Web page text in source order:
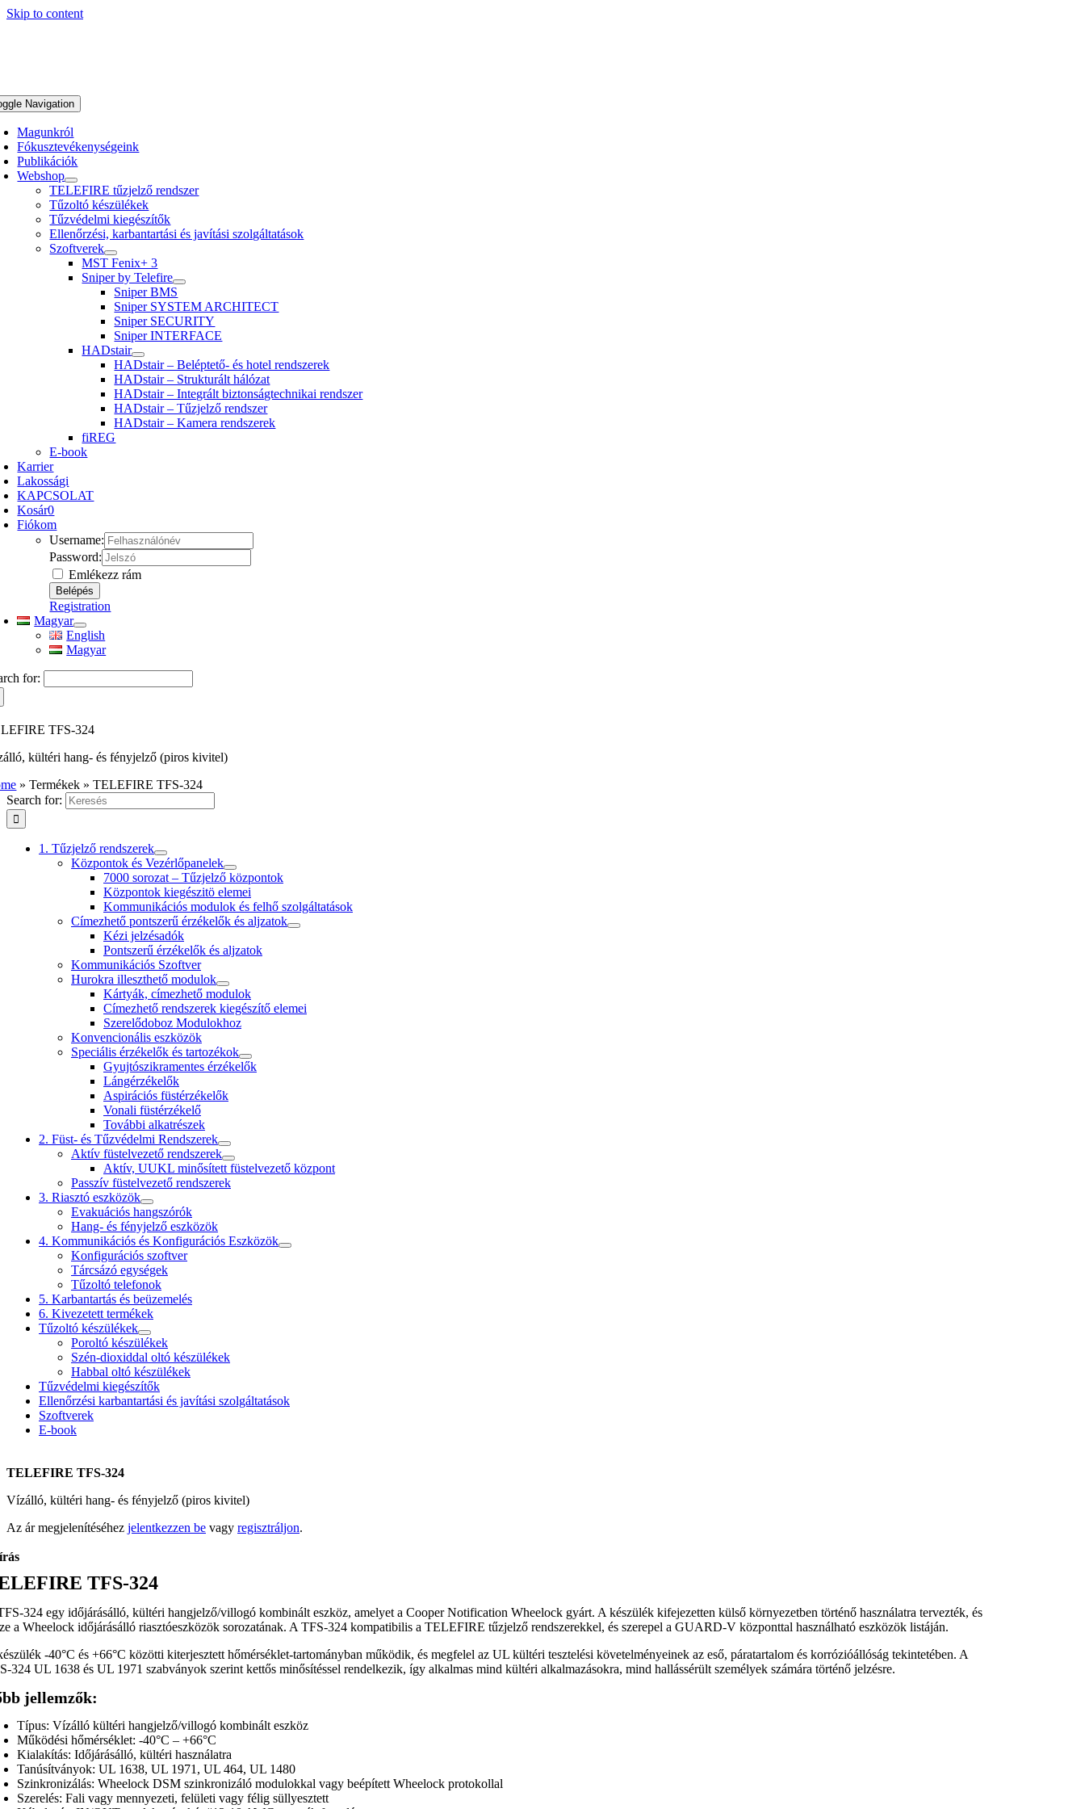
Skip to content
Navigation
Magunkról
Fókusztevékenységeink
Publikációk
Webshop
TELEFIRE tűzjelző rendszer
Tűzoltó készülékek
Tűzvédelmi kiegészítők
Ellenőrzési, karbantartási és javítási szolgáltatások
Szoftverek
MST Fenix+ 3
Sniper by Telefire
Sniper BMS
Sniper SYSTEM ARCHITECT
Sniper SECURITY
Sniper INTERFACE
HADstair
HADstair – Beléptető- és hotel rendszerek
HADstair – Strukturált hálózat
HADstair – Integrált biztonságtechnikai rendszer
HADstair – Tűzjelző rendszer
HADstair – Kamera rendszerek
fiREG
E-book
Karrier
Lakossági
KAPCSOLAT
Kosár0
Fiókom
Username:
Password:
Emlékezz rám
Registration
Magyar
English
Magyar
for:
TFS-324
kültéri hang- és fényjelző (piros kivitel)
»Termékek »TELEFIRE TFS-324
Search for:
1. Tűzjelző rendszerek
Központok és Vezérlőpanelek
7000 sorozat – Tűzjelző központok
Központok kiegészitö elemei
Kommunikációs modulok és felhő szolgáltatások
Címezhető pontszerű érzékelők és aljzatok
Kézi jelzésadók
Pontszerű érzékelők és aljzatok
Kommunikációs Szoftver
Hurokra illeszthető modulok
Kártyák, címezhető modulok
Címezhető rendszerek kiegészítő elemei
Szerelődoboz Modulokhoz
Konvencionális eszközök
Speciális érzékelők és tartozékok
Gyujtószikramentes érzékelők
Lángérzékelők
Aspirációs füstérzékelők
Vonali füstérzékelő
További alkatrészek
2. Füst- és Tűzvédelmi Rendszerek
Aktív füstelvezető rendszerek
Aktív, UUKL minősített füstelvezető központ
Passzív füstelvezető rendszerek
3. Riasztó eszközök
Evakuációs hangszórók
Hang- és fényjelző eszközök
4. Kommunikációs és Konfigurációs Eszközök
Konfigurációs szoftver
Tárcsázó egységek
Tűzoltó telefonok
5. Karbantartás és beüzemelés
6. Kivezetett termékek
Tűzoltó készülékek
Poroltó készülékek
Szén-dioxiddal oltó készülékek
Habbal oltó készülékek
Tűzvédelmi kiegészítők
Ellenőrzési karbantartási és javítási szolgáltatások
Szoftverek
E-book
TELEFIRE TFS-324
Vízálló, kültéri hang- és fényjelző (piros kivitel)
Az ár megjelenítéséhez jelentkezzen be vagy regisztráljon.
TFS-324
324 egy időjárásálló, kültéri hangjelző/villogó kombinált eszköz, amelyet a Cooper Notification Wheelock gyárt. A készülék kifejezetten külső környezetben történő használatra tervezték, és
a Wheelock időjárásálló riasztóeszközök sorozatának. A TFS-324 kompatibilis a TELEFIRE tűzjelző rendszerekkel, és szerepel a GUARD-V központtal használható eszközök listáján.
-40°C és +66°C közötti kiterjesztett hőmérséklet-tartományban működik, és megfelel az UL kültéri tesztelési követelményeinek az eső, páratartalom és korrózióállóság tekintetében. A
324 UL 1638 és UL 1971 szabványok szerint kettős minősítéssel rendelkezik, így alkalmas mind kültéri alkalmazásokra, mind hallássérült személyek számára történő jelzésre.
jellemzők:
Típus: Vízálló kültéri hangjelző/villogó kombinált eszköz
Működési hőmérséklet: -40°C – +66°C
Kialakítás: Időjárásálló, kültéri használatra
Tanúsítványok: UL 1638, UL 1971, UL 464, UL 1480
Szinkronizálás: Wheelock DSM szinkronizáló modulokkal vagy beépített Wheelock protokollal
Szerelés: Fali vagy mennyezeti, felületi vagy félig süllyesztett